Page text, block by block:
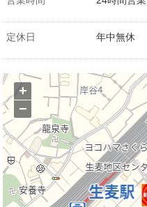
定休日 年中無休
+
−